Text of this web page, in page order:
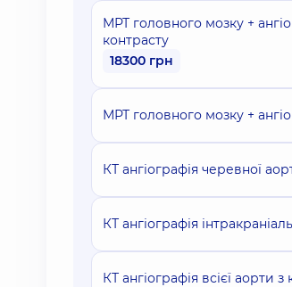
МРТ головного мозку +
контрасту
18300 грн
МРТ головного мозку +
КТ ангіографія черевної
КТ ангіографія
КТ ангіографія всієї аорти